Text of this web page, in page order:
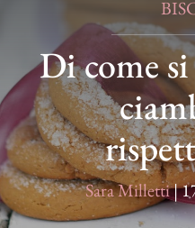
Di come
Sara Milletti|